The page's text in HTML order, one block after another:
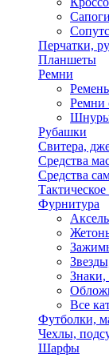
Сапоги
Перчатки,
Планшеты
Ремни
Ремни
Шнуры
Рубашки
Свитера,
Средства
Средства
Фурнитура
Знаки,
Все
Футболки,
Чехлы,
Шарфы